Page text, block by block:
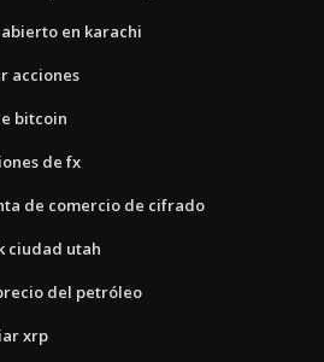
en karachi
acciones
bitcoin
de fx
de comercio de cifrado
ciudad utah
del petróleo
xrp